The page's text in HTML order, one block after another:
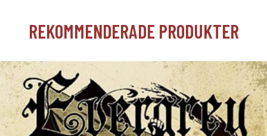
REKOMMENDERADE PRODUKTER